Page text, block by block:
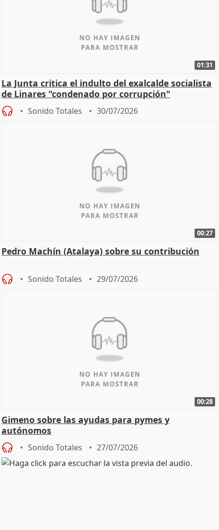
01:31
La Junta critica el indulto del exalcalde socialista
de Linares "condenado por corrupción"
Sonido Totales 30/07/2026
00:27
Pedro Machín (Atalaya) sobre su contribución
Sonido Totales 29/07/2026
00:28
Gimeno sobre las ayudas para pymes y
autónomos
Sonido Totales 27/07/2026